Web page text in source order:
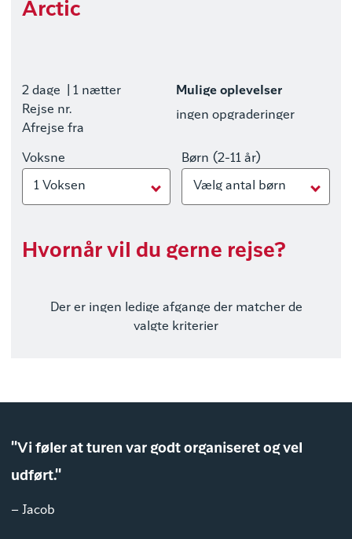
Arctic
2 dage
| 1 nætter
Rejse nr.
Afrejse fra
Mulige oplevelser
ingen opgraderinger
Voksne
1 Voksen
Børn (2-11 år)
Vælg antal børn
Hvornår vil du gerne rejse?
Der er ingen ledige afgange der matcher de
valgte kriterier
"Vi føler at turen var godt organiseret og vel
udført."
– Jacob